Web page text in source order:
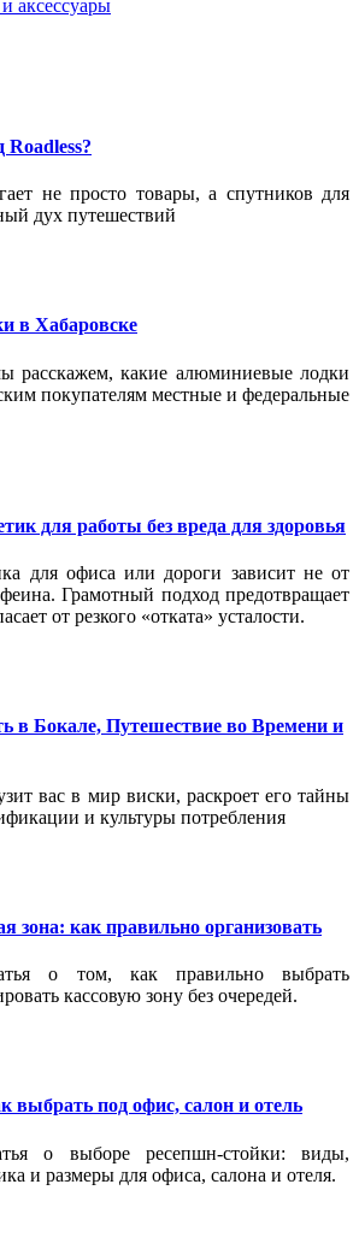
аксессуары
не просто товары, а спутников для
дух путешествий
в Хабаровске
расскажем, какие алюминиевые лодки
покупателям местные и федеральные
для работы без вреда для здоровья
для офиса или дороги зависит не от
Грамотный подход предотвращает
от резкого «отката» усталости.
в Бокале, Путешествие во Времени и
вас в мир виски, раскроет его тайны
и культуры потребления
зона: как правильно организовать
о том, как правильно выбрать
кассовую зону без очередей.
выбрать под офис, салон и отель
о выборе ресепшн-стойки: виды,
и размеры для офиса, салона и отеля.